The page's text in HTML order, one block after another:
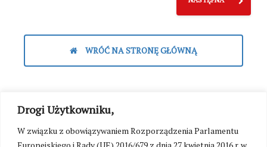
Drogi Użytkowniku,
W związku z obowiązywaniem Rozporządzenia Parlamentu
Europejskiego i Rady (UE) 2016/679 z dnia 27 kwietnia 2016 r. w
WRÓĆ NA STRONĘ GŁÓWNĄ